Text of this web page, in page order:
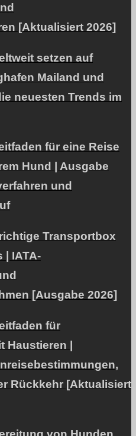
[Aktualisiert 2026]
setzen auf
Mailand und
neuesten Trends im
für eine Reise
Hund | Ausgabe
und
Transportbox
| IATA-
[Ausgabe 2026]
für
Haustieren |
Rückkehr [Aktualisiert